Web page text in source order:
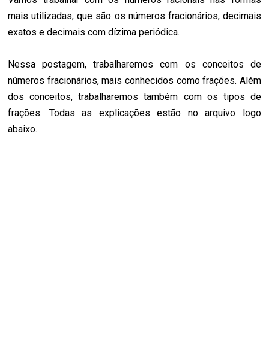
mais utilizadas, que são os números fracionários, decimais
exatos e decimais com dízima periódica.
Nessa postagem, trabalharemos com os conceitos de
números fracionários, mais conhecidos como frações. Além
dos conceitos, trabalharemos também com os tipos de
frações. Todas as explicações estão no arquivo logo
abaixo.